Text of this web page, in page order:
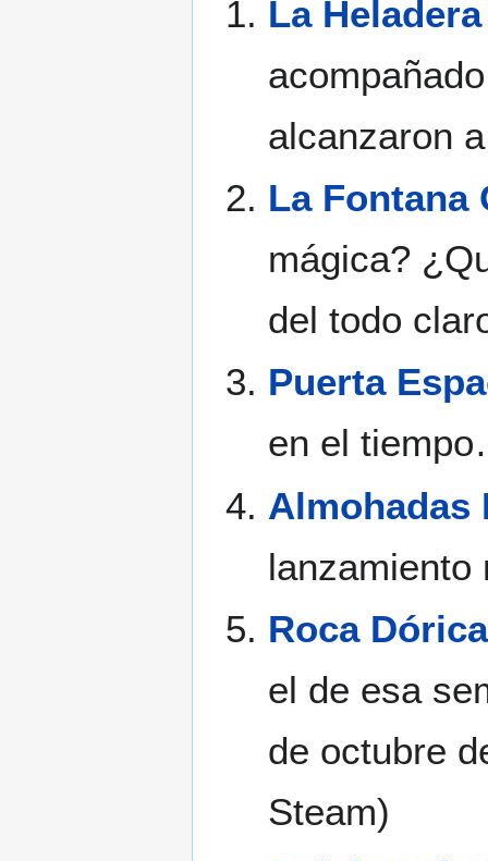
La
alcanzaron
La Fontana
mágica?
del todo
Puerta
en el
Almohadas
lanzamiento
Roca Dórica
el de esa
de octubre
Steam)